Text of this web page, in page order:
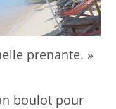
prenante. »
boulot pour